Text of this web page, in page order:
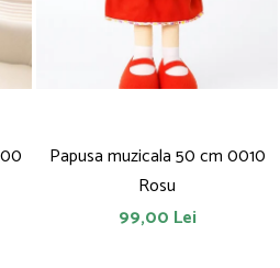
Papusa muzicala 50 cm 0010
Rosu
99,00 Lei